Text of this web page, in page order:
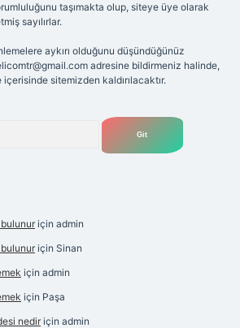
taşımakta olup, siteye üye olarak
sayılırlar.
aykırı olduğunu düşündüğünüz
adresine bildirmeniz halinde,
sitemizden kaldırılacaktır.
için admin
için Sinan
için admin
için Paşa
nedir için admin